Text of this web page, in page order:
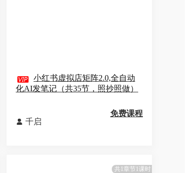
 小红书虚拟店矩阵2.0,全自动
化AI发笔记（共35节，照抄照做）
 千启
免费课程
共1章节1课时